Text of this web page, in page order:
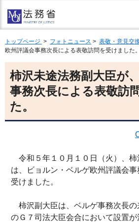
トップページ > フォトニュース > 表敬・意見交
欧州評議会事務次長による表敬訪問を受けました。
柿沢未途法務副大臣が
事務次長による表敬訪
た。
令和５年１０月１０日（火）、柿
は、ビョルン・ベルゲ欧州評議会
受けました。
柿沢副大臣は、ベルゲ事務次長の
のＧ７司法大臣会合において設置